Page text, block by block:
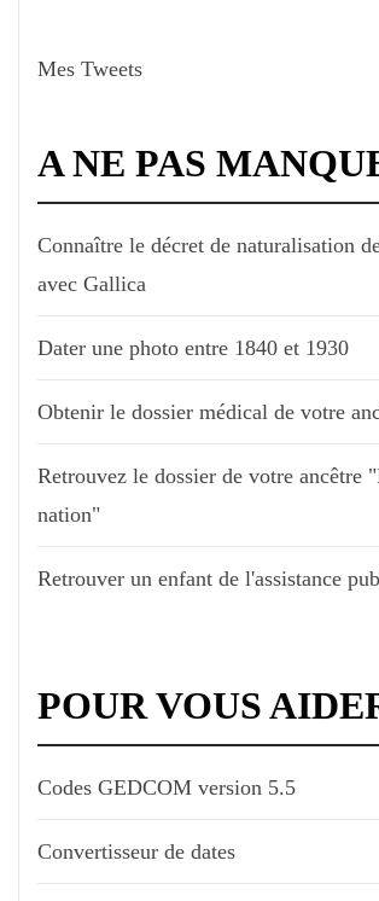
Mes Tweets
A NE PAS
Connaître le décret de naturalisation
avec Gallica
Dater une photo entre 1840 et 1930
Obtenir le dossier médical de votre
Retrouvez le dossier de votre ancêtre
nation"
Retrouver un enfant de l'assistance
POUR VOUS
Codes GEDCOM version 5.5
Convertisseur de dates